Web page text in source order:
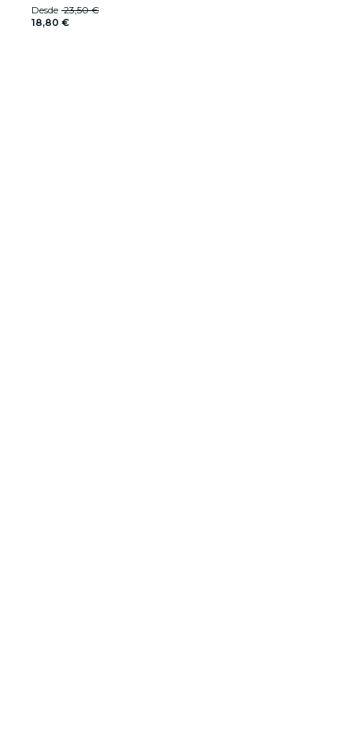
Desde 23,50 €
18,80 €